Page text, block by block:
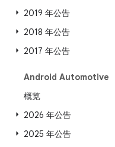
2019 年公告
2018 年公告
2017 年公告
Android Automotive
概览
2026 年公告
2025 年公告